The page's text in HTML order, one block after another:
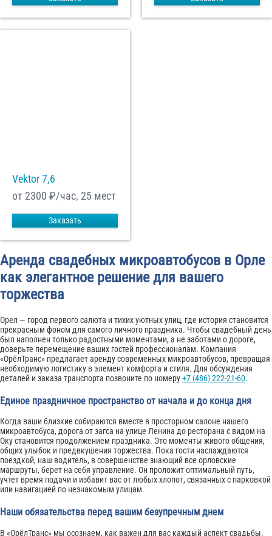
Vektor 7,6
от 2300 ₽/час, 25 мест
Заказать
Аренда свадебных микроавтобусов в Орле
как элегантное решение для вашего
торжества
Орел — город первого салюта и тихих уютных улиц, где история становится
прекрасным фоном для самого личного праздника. Чтобы свадебный день
был наполнен только радостными моментами, а не заботами о дороге,
доверьте перемещение ваших гостей профессионалам. Компания
«ОрёлТранс» предлагает аренду современных микроавтобусов, превращая
необходимую логистику в элемент комфорта и стиля. Для обсуждения
деталей и заказа транспорта позвоните по номеру+7 (486) 222-21-60.
Единое праздничное пространство от начала и до конца дня
Когда ваши близкие собираются вместе в просторном салоне нашего
микроавтобуса, дорога от загса на улице Ленина до ресторана с видом на
Оку становится продолжением праздника. Это моменты живого общения,
общих улыбок и предвкушения торжества. Пока гости наслаждаются
поездкой, наш водитель, в совершенстве знающий все орловские
маршруты, берет на себя управление. Он проложит оптимальный путь,
учтет время подачи и избавит вас от любых хлопот, связанных с парковкой
или навигацией по незнакомым улицам.
Наши обязательства перед вашим безупречным днем
В «ОрёлТранс» мы осознаем, как важен для вас каждый аспект свадьбы.